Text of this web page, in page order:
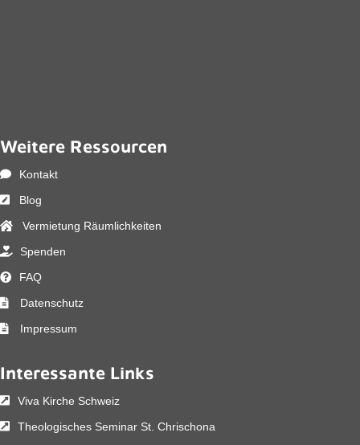
Weitere Ressourcen
Kontakt
Blog
Vermietung Räumlichkeiten
Spenden
FAQ
Datenschutz
Impressum
Interessante Links
Viva Kirche Schweiz
Theologisches Seminar St. Chrischona